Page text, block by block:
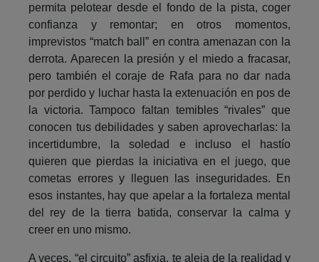
permita pelotear desde el fondo de la pista, coger
confianza y remontar; en otros momentos,
imprevistos “match ball” en contra amenazan con la
derrota. Aparecen la presión y el miedo a fracasar,
pero también el coraje de Rafa para no dar nada
por perdido y luchar hasta la extenuación en pos de
la victoria. Tampoco faltan temibles “rivales” que
conocen tus debilidades y saben aprovecharlas: la
incertidumbre, la soledad e incluso el hastío
quieren que pierdas la iniciativa en el juego, que
cometas errores y lleguen las inseguridades. En
esos instantes, hay que apelar a la fortaleza mental
del rey de la tierra batida, conservar la calma y
creer en uno mismo.
A veces, “el circuito” asfixia, te aleja de la realidad y